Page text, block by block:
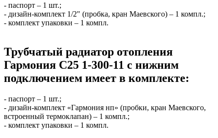
- паспорт – 1 шт.;
- дизайн-комплект 1/2" (пробка, кран Маевского) – 1 компл.;
- комплект упаковки – 1 компл.
Трубчатый радиатор отопления
Гармония С25 1-300-11 с нижним
подключением имеет в комплекте:
- паспорт – 1 шт.;
- дизайн-комплект «Гармония нп» (пробки, кран Маевского,
встроенный термоклапан) – 1 компл.;
- комплект упаковки – 1 компл.